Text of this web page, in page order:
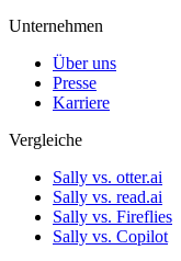
Unternehmen
Über uns
Presse
Karriere
Vergleiche
Sally vs. otter.ai
Sally vs. read.ai
Sally vs. Fireflies
Sally vs. Copilot